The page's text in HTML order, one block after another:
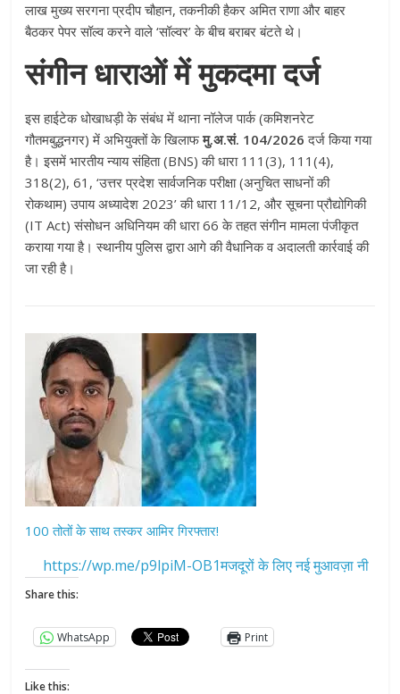
लाख मुख्य सरगना प्रदीप चौहान, तकनीकी हैकर अमित राणा और बाहर
बैठकर पेपर सॉल्व करने वाले ‘सॉल्वर’ के बीच बराबर बंटते थे ।
संगीन धाराओं में मुकदमा दर्ज
इस हाईटेक धोखाधड़ी के संबंध में थाना नॉलेज पार्क (कमिशनरेट
गौतमबुद्धनगर) में अभियुक्तों के खिलाफमु.अ.सं. 104/2026 दर्ज किया गया
है। इसमें भारतीय न्याय संहिता (BNS) की धारा 111(3), 111(4),
318(2), 61, ‘उत्तर प्रदेश सार्वजनिक परीक्षा (अनुचित साधनों की
रोकथाम) उपाय अध्यादेश 2023’ की धारा 11/12, और सूचना प्रौद्योगिकी
(IT Act) संसोधन अधिनियम की धारा 66 के तहत संगीन मामला पंजीकृत
कराया गया है। स्थानीय पुलिस द्वारा आगे की वैधानिक व अदालती कार्रवाई की
जा रही है।
100 तोतों के साथ तस्कर आमिर गिरफ्तार!
https://wp.me/p9lpiM-OB1मजदूरों के लिए नई मुआवज़ा नी
Share this:
WhatsApp Print
Like this: